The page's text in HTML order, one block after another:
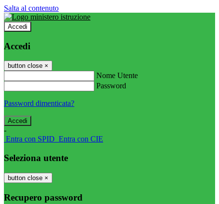
Salta al contenuto
Accedi
Accedi
button close ×
Nome Utente
Password
Password dimenticata?
-
Entra con SPID Entra con CIE
Seleziona utente
button close ×
Recupero password